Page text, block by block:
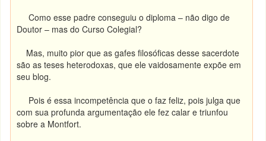
Como esse padre conseguiu o diploma – não digo de
Doutor – mas do Curso Colegial?
Mas, muito pior que as gafes filosóficas desse sacerdote
são as teses heterodoxas, que ele vaidosamente expõe em
seu blog.
Pois é essa incompetência que o faz feliz, pois julga que
com sua profunda argumentação ele fez calar e triunfou
sobre a Montfort.